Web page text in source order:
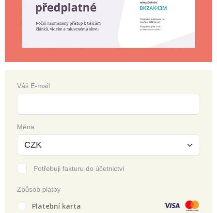
Váš E-mail
Měna
Potřebuji fakturu do účetnictví
Způsob platby
Platební karta